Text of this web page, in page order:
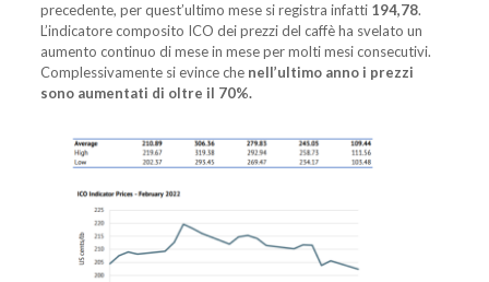
precedente, per quest’ultimo mese si registra infatti 194,78.
L’indicatore composito ICO dei prezzi del caffè ha svelato un
aumento continuo di mese in mese per molti mesi consecutivi.
Complessivamente si evince che nell’ultimo anno i prezzi
sono aumentati di oltre il 70%.